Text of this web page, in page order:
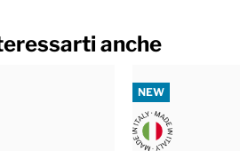
anche
NEW